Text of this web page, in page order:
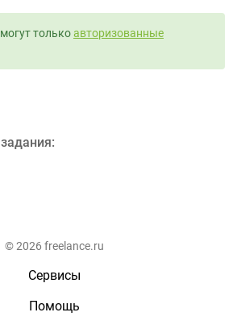
толькоавторизованные
© 2026 freelance.ru
Сервисы
Помощь